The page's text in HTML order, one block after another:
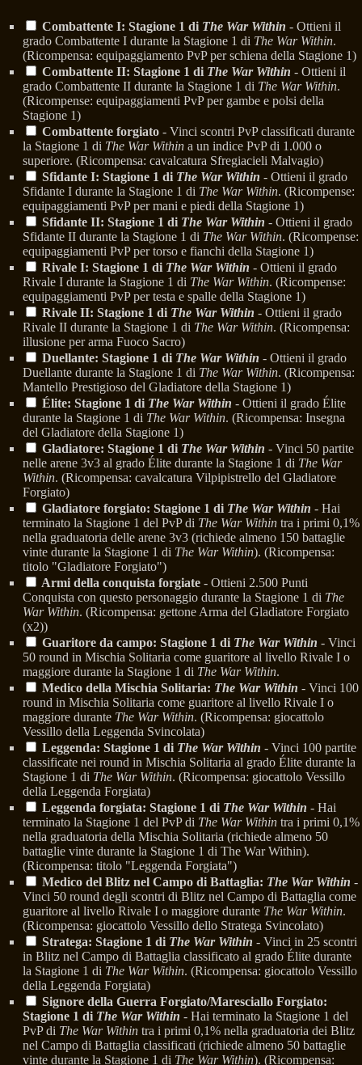
Combattente I: Stagione 1 di The War Within - Ottieni il
grado Combattente I durante la Stagione 1 di The War Within.
(Ricompensa: equipaggiamento PvP per schiena della Stagione 1)
Combattente II: Stagione 1 di The War Within - Ottieni il
grado Combattente II durante la Stagione 1 di The War Within.
(Ricompense: equipaggiamenti PvP per gambe e polsi della
Stagione 1)
Combattente forgiato - Vinci scontri PvP classificati durante
la Stagione 1 di The War Within a un indice PvP di 1.000 o
superiore. (Ricompensa: cavalcatura Sfregiacieli Malvagio)
Sfidante I: Stagione 1 di The War Within - Ottieni il grado
Sfidante I durante la Stagione 1 di The War Within. (Ricompense:
equipaggiamenti PvP per mani e piedi della Stagione 1)
Sfidante II: Stagione 1 di The War Within - Ottieni il grado
Sfidante II durante la Stagione 1 di The War Within. (Ricompense:
equipaggiamenti PvP per torso e fianchi della Stagione 1)
Rivale I: Stagione 1 di The War Within - Ottieni il grado
Rivale I durante la Stagione 1 di The War Within. (Ricompense:
equipaggiamenti PvP per testa e spalle della Stagione 1)
Rivale II: Stagione 1 di The War Within - Ottieni il grado
Rivale II durante la Stagione 1 di The War Within. (Ricompensa:
illusione per arma Fuoco Sacro)
Duellante: Stagione 1 di The War Within - Ottieni il grado
Duellante durante la Stagione 1 di The War Within. (Ricompensa:
Mantello Prestigioso del Gladiatore della Stagione 1)
Élite: Stagione 1 di The War Within - Ottieni il grado Élite
durante la Stagione 1 di The War Within. (Ricompensa: Insegna
del Gladiatore della Stagione 1)
Gladiatore: Stagione 1 di The War Within - Vinci 50 partite
nelle arene 3v3 al grado Élite durante la Stagione 1 di The War
Within. (Ricompensa: cavalcatura Vilpipistrello del Gladiatore
Forgiato)
Gladiatore forgiato: Stagione 1 di The War Within - Hai
terminato la Stagione 1 del PvP di The War Within tra i primi 0,1%
nella graduatoria delle arene 3v3 (richiede almeno 150 battaglie
vinte durante la Stagione 1 di The War Within). (Ricompensa:
titolo "Gladiatore Forgiato")
Armi della conquista forgiate - Ottieni 2.500 Punti
Conquista con questo personaggio durante la Stagione 1 di The
War Within. (Ricompensa: gettone Arma del Gladiatore Forgiato
(x2))
Guaritore da campo: Stagione 1 di The War Within - Vinci
50 round in Mischia Solitaria come guaritore al livello Rivale I o
maggiore durante la Stagione 1 di The War Within.
Medico della Mischia Solitaria: The War Within - Vinci 100
round in Mischia Solitaria come guaritore al livello Rivale I o
maggiore durante The War Within. (Ricompensa: giocattolo
Vessillo della Leggenda Svincolata)
Leggenda: Stagione 1 di The War Within - Vinci 100 partite
classificate nei round in Mischia Solitaria al grado Élite durante la
Stagione 1 di The War Within. (Ricompensa: giocattolo Vessillo
della Leggenda Forgiata)
Leggenda forgiata: Stagione 1 di The War Within - Hai
terminato la Stagione 1 del PvP di The War Within tra i primi 0,1%
nella graduatoria della Mischia Solitaria (richiede almeno 50
battaglie vinte durante la Stagione 1 di The War Within).
(Ricompensa: titolo "Leggenda Forgiata")
Medico del Blitz nel Campo di Battaglia: The War Within -
Vinci 50 round degli scontri di Blitz nel Campo di Battaglia come
guaritore al livello Rivale I o maggiore durante The War Within.
(Ricompensa: giocattolo Vessillo dello Stratega Svincolato)
Stratega: Stagione 1 di The War Within - Vinci in 25 scontri
in Blitz nel Campo di Battaglia classificato al grado Élite durante
la Stagione 1 di The War Within. (Ricompensa: giocattolo Vessillo
della Leggenda Forgiata)
Signore della Guerra Forgiato/Maresciallo Forgiato:
Stagione 1 di The War Within - Hai terminato la Stagione 1 del
PvP di The War Within tra i primi 0,1% nella graduatoria dei Blitz
nel Campo di Battaglia classificati (richiede almeno 50 battaglie
vinte durante la Stagione 1 di The War Within). (Ricompensa: